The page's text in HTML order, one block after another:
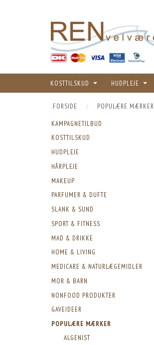
KOSTTILSKUD HUDPLEJE
FORSIDE POPULÆRE MÆRKER
KAMPAGNETILBUD
KOSTTILSKUD
HUDPLEJE
HÅRPLEJE
MAKEUP
PARFUMER & DUFTE
SLANK & SUND
SPORT & FITNESS
MAD & DRIKKE
HOME & LIVING
MEDICARE & NATURLÆGEMIDLER
MOR & BARN
NONFOOD PRODUKTER
GAVEIDEER
POPULÆRE MÆRKER
ALGENIST